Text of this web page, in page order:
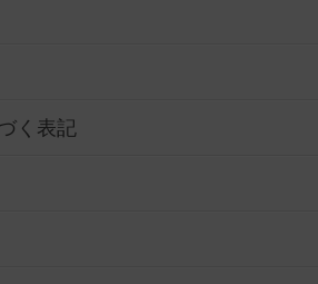
く表記